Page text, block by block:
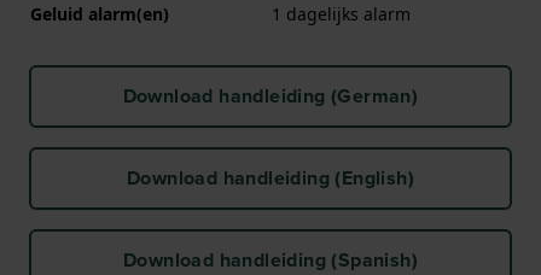
Geluid alarm(en)
1 dagelijks alarm
Download handleiding (German)
Download handleiding (English)
Download handleiding (Spanish)